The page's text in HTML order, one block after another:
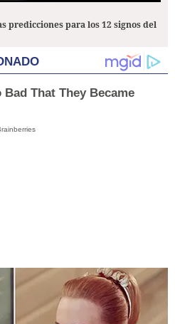
predicciones para los 12 signos del
That They Became